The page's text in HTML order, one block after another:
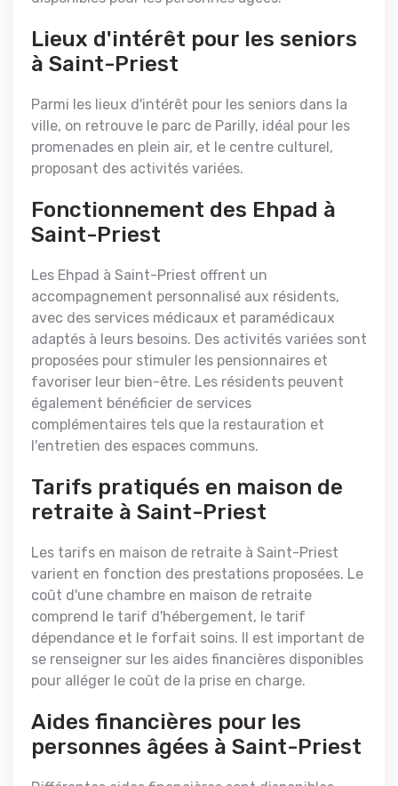
Lieux d'intérêt pour les seniors
à Saint-Priest
Parmi les lieux d'intérêt pour les seniors dans la
ville, on retrouve le parc de Parilly, idéal pour les
promenades en plein air, et le centre culturel,
proposant des activités variées.
Fonctionnement des Ehpad à
Saint-Priest
Les Ehpad à Saint-Priest offrent un
accompagnement personnalisé aux résidents,
avec des services médicaux et paramédicaux
adaptés à leurs besoins. Des activités variées sont
proposées pour stimuler les pensionnaires et
favoriser leur bien-être. Les résidents peuvent
également bénéficier de services
complémentaires tels que la restauration et
l'entretien des espaces communs.
Tarifs pratiqués en maison de
retraite à Saint-Priest
Les tarifs en maison de retraite à Saint-Priest
varient en fonction des prestations proposées. Le
coût d'une chambre en maison de retraite
comprend le tarif d'hébergement, le tarif
dépendance et le forfait soins. Il est important de
se renseigner sur les aides financières disponibles
pour alléger le coût de la prise en charge.
Aides financières pour les
personnes âgées à Saint-Priest